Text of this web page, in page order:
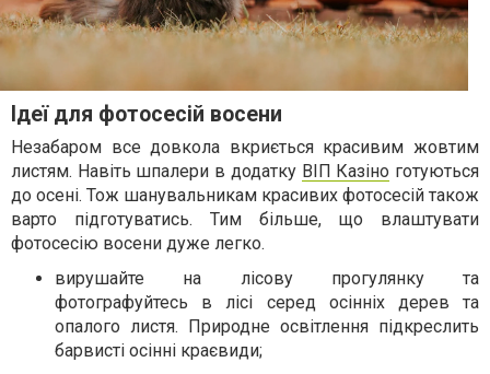
Ідеї для фотосесій восени
Незабаром все довкола вкриється красивим жовтим
листям. Навіть шпалери в додатку ВІП Казіно готуються
до осені. Тож шанувальникам красивих фотосесій також
варто підготуватись. Тим більше, що влаштувати
фотосесію восени дуже легко.
вирушайте на лісову прогулянку та
фотографуйтесь в лісі серед осінніх дерев та
опалого листя. Природне освітлення підкреслить
барвисті осінні краєвиди;